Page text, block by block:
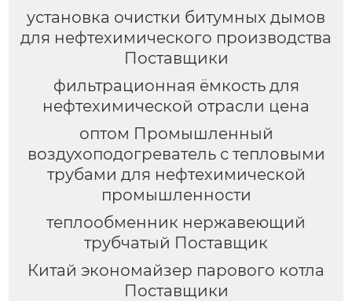
установка очистки битумных дымов
для нефтехимического производства
Поставщики
фильтрационная ёмкость для
нефтехимической отрасли цена
оптом Промышленный
воздухоподогреватель с тепловыми
трубами для нефтехимической
промышленности
теплообменник нержавеющий
трубчатый Поставщик
Китай экономайзер парового котла
Поставщики